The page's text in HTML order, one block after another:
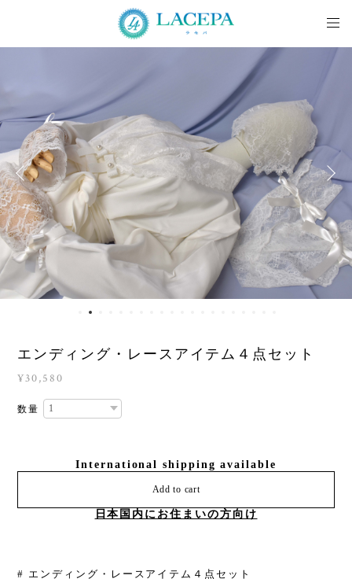
エンディング・レースアイテム４点セット
¥30,580
数量
International shipping available
Add to cart
日本国内にお住まいの方向け
# エンディング・レースアイテム４点セット